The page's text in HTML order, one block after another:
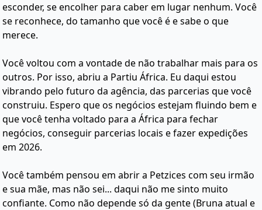
esconder, se encolher para caber em lugar nenhum. Você
se reconhece, do tamanho que você é e sabe o que
merece.
Você voltou com a vontade de não trabalhar mais para os
outros. Por isso, abriu a Partiu África. Eu daqui estou
vibrando pelo futuro da agência, das parcerias que você
construiu. Espero que os negócios estejam fluindo bem e
que você tenha voltado para a África para fechar
negócios, conseguir parcerias locais e fazer expedições
em 2026.
Você também pensou em abrir a Petzices com seu irmão
e sua mãe, mas não sei... daqui não me sinto muito
confiante. Como não depende só da gente (Bruna atual e